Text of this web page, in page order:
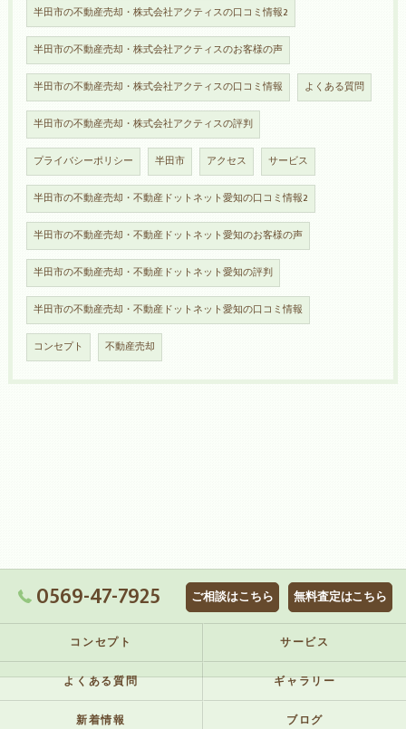
半田市の不動産売却・株式会社アクティスの口コミ情報2
半田市の不動産売却・株式会社アクティスのお客様の声
半田市の不動産売却・株式会社アクティスの口コミ情報 よくある質問
半田市の不動産売却・株式会社アクティスの評判
プライバシーポリシー 半田市 アクセス サービス
半田市の不動産売却・不動産ドットネット愛知の口コミ情報2
半田市の不動産売却・不動産ドットネット愛知のお客様の声
半田市の不動産売却・不動産ドットネット愛知の評判
半田市の不動産売却・不動産ドットネット愛知の口コミ情報
コンセプト 不動産売却
0569-47-7925 ご相談はこちら 無料査定はこちら
コンセプト サービス
よくある質問 ギャラリー
新着情報 ブログ